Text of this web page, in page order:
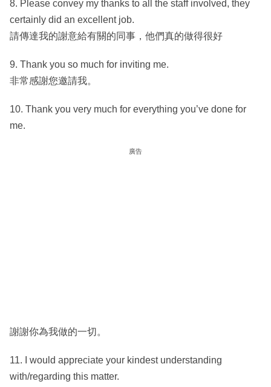
8. Please convey my thanks to all the staff involved, they
certainly did an excellent job.
請傳達我的謝意給有關的同事，他們真的做得很好
9. Thank you so much for inviting me.
非常感謝您邀請我。
10. Thank you very much for everything you’ve done for
me.
廣告
謝謝你為我做的一切。
11. I would appreciate your kindest understanding
with/regarding this matter.